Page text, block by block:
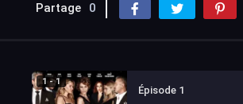
Partage 0
1 - 1
Épisode 1